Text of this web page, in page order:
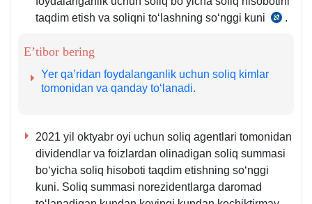
taqdim etish va soliqni toʻlashning soʻnggi kuni
SK
.
E’tibor bering
Yer qa’ridan foydalanganlik uchun soliq kimlar
tomonidan va qanday toʻlanadi.
2021 yil oktyabr oyi uchun soliq agentlari tomonidan
dividendlar va foizlardan olinadigan soliq summasi
boʻyicha soliq hisoboti taqdim etishning soʻnggi
kuni. Soliq summasi norezidentlarga daromad